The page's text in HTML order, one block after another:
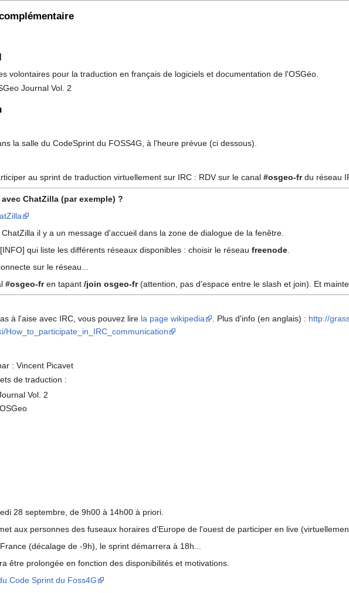
volontaires pour la traduction en français de logiciels et documentation de l'OSGéo.
Journal Vol. 2
la salle du CodeSprint du FOSS4G, à l'heure prévue (ci dessous).
au sprint de traduction virtuellement sur IRC : RDV sur le canal #osgeo-frdu réseau
ChatZilla (par exemple) ?
il y a un message d'accueil dans la zone de dialogue de la fenêtre.
qui liste les différents réseaux disponibles : choisir le réseau freenode.
sur le réseau...
#osgeo-fren tapant /join osgeo-fr(attention, pas d'espace entre le slash et join). Et
à l'aise avec IRC, vous pouvez lire la page wikipedia . Plus d'info (en anglais) : http://
How_to_participate_in_IRC_communication
: Vincent Picavet
de traduction :
Vol. 2
28 septembre, de 9h00 à 14h00 à priori.
aux personnes des fuseaux horaires d'Europe de l'ouest de participer en live
(décalage de -9h), le sprint démarrera à 18h...
être prolongée en fonction des disponibilités et motivations.
Code Sprint du Foss4G